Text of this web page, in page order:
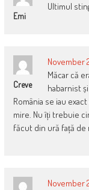
Emi
Ultimul
Creve
November
Măcar că
habarnist
România se iau
mire. Nu îți trebuie
făcut din ură față de
November